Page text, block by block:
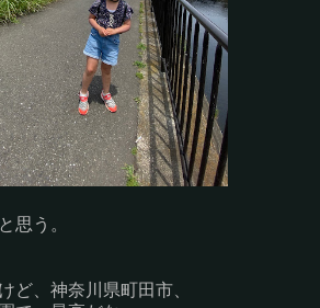
思う。
ど、神奈川県町田市、